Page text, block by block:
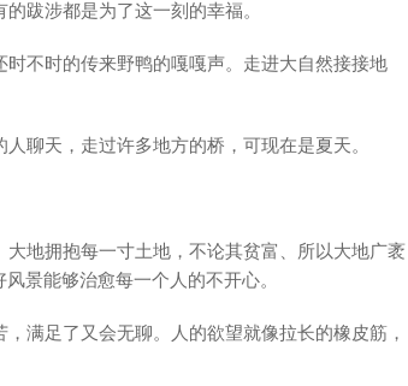
跋涉都是为了这一刻的幸福。
不时的传来野鸭的嘎嘎声。走进大自然接接地
聊天，走过许多地方的桥，可现在是夏天。
地拥抱每一寸土地，不论其贫富、所以大地广袤
景能够治愈每一个人的不开心。
满足了又会无聊。人的欲望就像拉长的橡皮筋，